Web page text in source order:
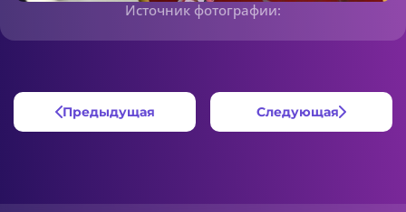
Источник фотографии:
Предыдущая Следующая